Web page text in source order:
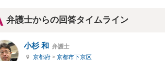
弁護士からの回答タイムライン
小杉 和 弁護士
京都府 > 京都市下京区